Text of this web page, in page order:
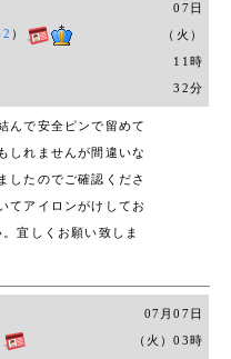
はご容赦下さいま
さい。
）
07日
（火）
11時
32分
んで安全ピンで留めて
しれませんが間違いな
したのでご確認くださ
てアイロンがけしてお
宜しくお願い致しま
07月07日
（火）03時